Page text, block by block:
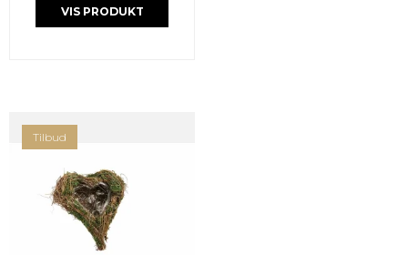
VIS PRODUKT
Tilbud